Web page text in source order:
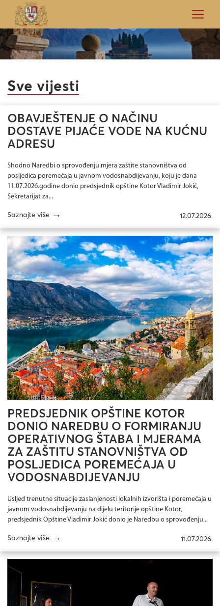
Sve vijesti
OBAVJEŠTENJE O NAČINU
DOSTAVE PIJAĆE VODE NA KUĆNU
ADRESU
Shodno Naredbi o sprovođenju mjera zaštite stanovništva od
posljedica poremećaja u javnom vodosnabdijevanju, koju je dana
11.07.2026.godine donio predsjednik opštine Kotor Vladimir Jokić,
Sekretarijat za...
Saznajte više → 12.07.2026.
PREDSJEDNIK OPŠTINE KOTOR
DONIO NAREDBU O FORMIRANJU
OPERATIVNOG ŠTABA I MJERAMA
ZA ZAŠTITU STANOVNIŠTVA OD
POSLJEDICA POREMEĆAJA U
VODOSNABDIJEVANJU
Usljed trenutne situacije zaslanjenosti lokalnih izvorišta i poremećaja u
javnom vodosnabdijevanju na dijelu teritorije opštine Kotor,
predsjednik Opštine Vladimir Jokić donio je Naredbu o sprovođenju...
Saznajte više → 11.07.2026.